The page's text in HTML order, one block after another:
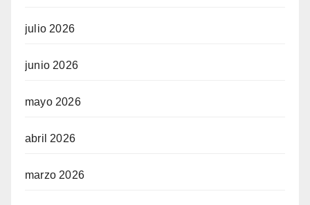
julio 2026
junio 2026
mayo 2026
abril 2026
marzo 2026